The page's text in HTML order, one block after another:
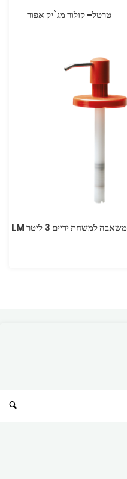
טרטל- קולור מג`יק אפור
משאבה למשחת ידיים 3 ליטר LM